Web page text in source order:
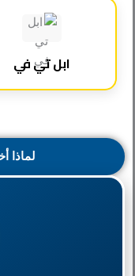
ابل تي في
لماذا